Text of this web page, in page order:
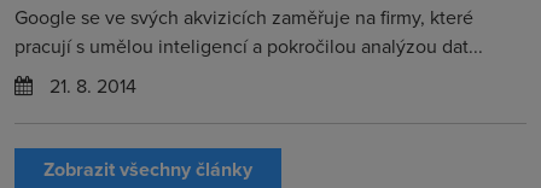
Google se ve svých akvizicích zaměřuje na firmy, které
pracují s umělou inteligencí a pokročilou analýzou dat...
21. 8. 2014
Zobrazit všechny články